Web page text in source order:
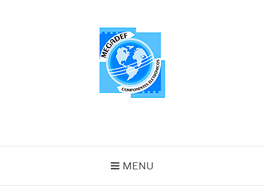
MENU